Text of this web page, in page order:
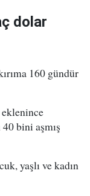
dolar
160 gündür
40 bini aşmış
yaşlı ve kadın